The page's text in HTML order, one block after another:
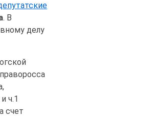
. В
делу
ч.1
счет